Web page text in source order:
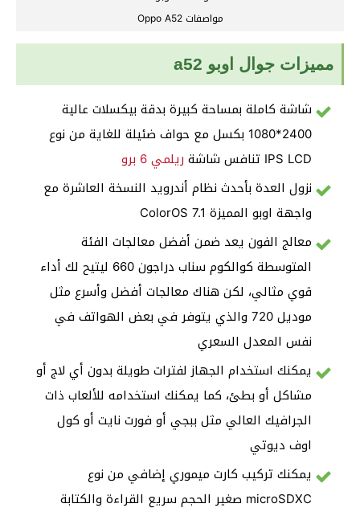
مواصفات Oppo A52
مميزات جوال اوبو a52
شاشة كاملة بمساحة كبيرة بدقة بيكسلات عالية
2400*1080 بكسل مع حواف ضئيلة للغاية من نوع
IPS LCD تنافس شاشة
ريلمي 6 برو
نزول العدة بأحدث نظام أندرويد النسخة العاشرة مع
واجهة اوبو المميزة ColorOS 7.1
معالج الفون يعد ضمن أفضل معالجات الفئة
المتوسطة كوالكوم سناب دراجون 660 ليتيح لك أداء
قوي مثالي، لكن هناك معالجات أفضل وأسرع مثل
موديل 720 والذي يتوفر في بعض الهواتف في
نفس المعدل السعري
يمكنك استخدام الجهاز لفترات طويلة بدون أي لاج أو
مشاكل أو بطئ، كما يمكنك استخدامه للألعاب ذات
الجرافيك العالي مثل ببجي أو فورت نايت أو كول
اوف ديوتي
يمكنك تركيب كارت ميموري إضافي من نوع
microSDXC صغير الحجم سريع القراءة والكتابة